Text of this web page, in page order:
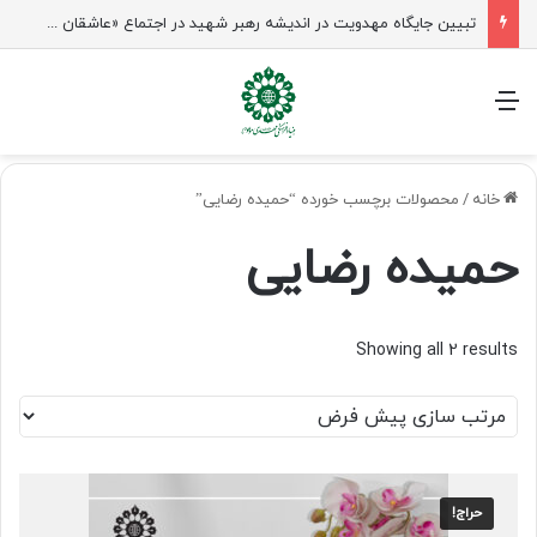
تبیین جایگاه مهدویت در اندیشه رهبر شهید در اجتماع «عاشقان ولایت» ساری
منو
خانه / محصولات برچسب خورده “حمیده رضایی”
حمیده رضایی
Showing all 2 results
حراج!